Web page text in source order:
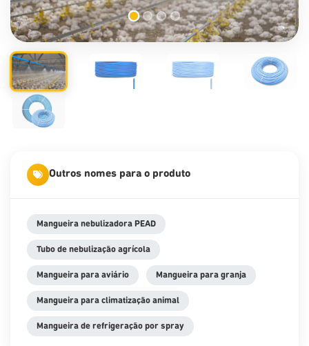
Outros nomes para o produto
Mangueira nebulizadora PEAD
Tubo de nebulização agrícola
Mangueira para aviário Mangueira para granja
Mangueira para climatização animal
Mangueira de refrigeração por spray